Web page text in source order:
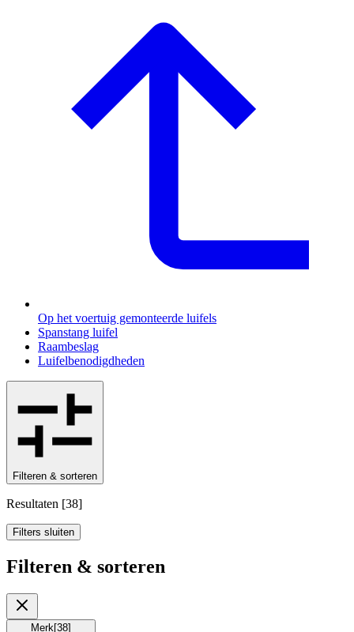
Op het voertuig gemonteerde luifels
Spanstang luifel
Raambeslag
Luifelbenodigdheden
Filteren & sorteren
Resultaten [38]
Filters sluiten
Filteren & sorteren
Merk [38]